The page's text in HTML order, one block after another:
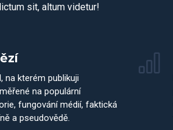
sit, altum videtur!
na kterém publikuji
na populární
fungování médií, faktická
a pseudovědě.